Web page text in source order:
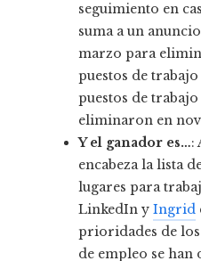
seguimiento en
suma a un
marzo para
puestos de trabajo
puestos de trabajo
eliminaron en
Y el ganador es…:
encabeza la lista
lugares para
LinkedIn y Ingrid
prioridades de los
de empleo se han